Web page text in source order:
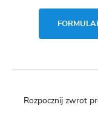
Rozpocznij zwrot